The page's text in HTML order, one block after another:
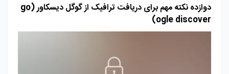
دوازده نکته مهم برای دریافت ترافیک از گوگل دیسکاور (go
ogle discover)